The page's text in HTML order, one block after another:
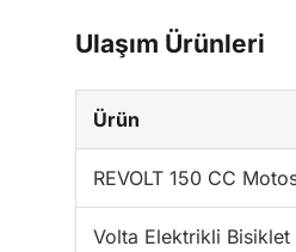
Ulaşım Ürünleri
Ürün
REVOLT 150 CC
Volta Elektrikli Bisiklet